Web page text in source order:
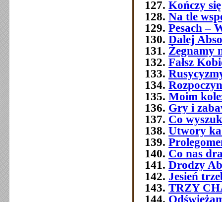
Kończy
Na tle
Pesach –
Dalej
Żegnamy
Fałsz
Moim
Gry i
Co
Utwory
Co nas
Drodzy
Jesień
TRZY